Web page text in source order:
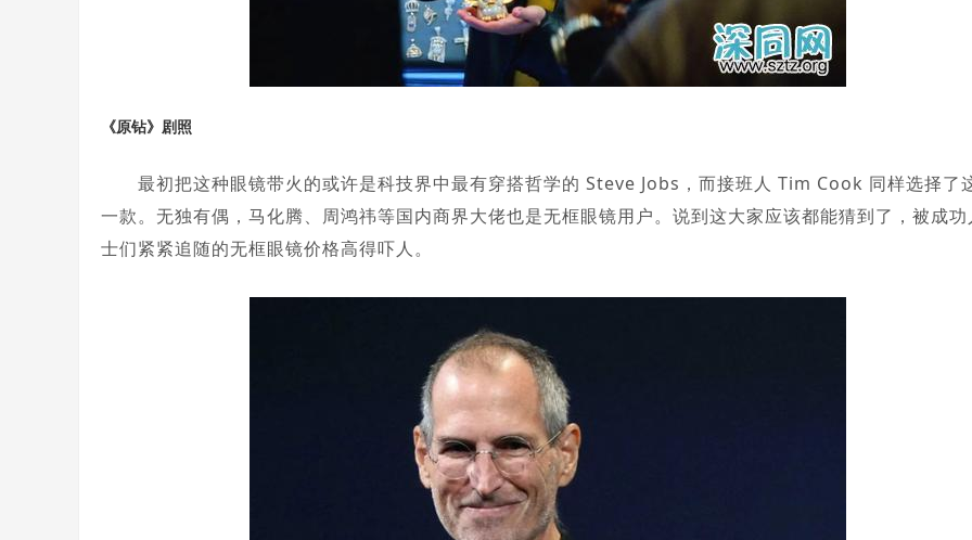
《原钻》剧照
最初把这种眼镜带火的或许是科技界中最有穿搭哲学的 Steve Jobs，而接班人 Tim Cook 同样选择了
一款。无独有偶，马化腾、周鸿祎等国内商界大佬也是无框眼镜用户。说到这大家应该都能猜到了，被成功
士们紧紧追随的无框眼镜价格高得吓人。